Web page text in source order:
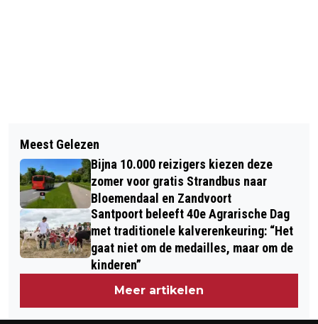
DIRECTEUR VEILIGHEIDSREGIO
VREEST ZWART CORONASCENARIO:
"MOGELIJK EIND MAART AL"
REGIO: INZITTENDE BROMMOBIEL
BEKNELD GERAAKT BIJ ONGELUK OP
OUDEWEG HAARLEM
Meest Gelezen
Bijna 10.000 reizigers kiezen deze
zomer voor gratis Strandbus naar
Bloemendaal en Zandvoort
Santpoort beleeft 40e Agrarische Dag
met traditionele kalverenkeuring: “Het
gaat niet om de medailles, maar om de
kinderen”
Meer artikelen